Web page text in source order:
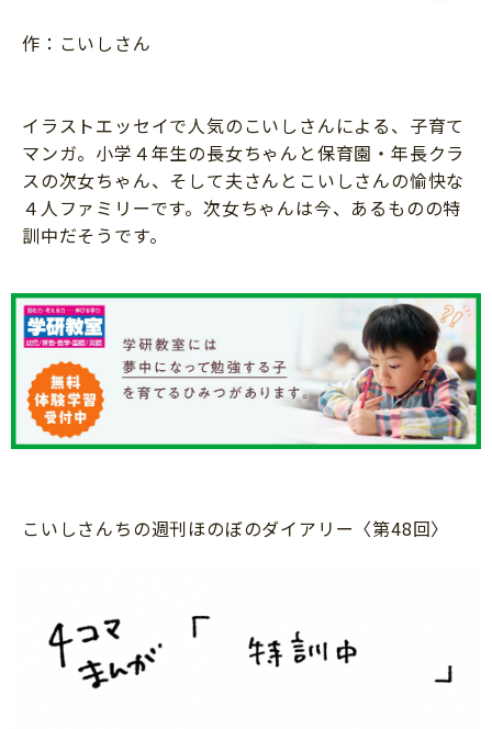
絵本・読み聞かせ
自由研究・工作
読書感想文
運動・あそび・ゲーム
英語
習い事
知育
ファッション・美容
トラブル
親子でいっしょに
人間関係
おでかけ
料理
マネー
健康
作：こいしさん
イラストエッセイで人気のこいしさんによる、子育て
マンガ。小学４年生の長女ちゃんと保育園・年長クラ
スの次女ちゃん、そして夫さんとこいしさんの愉快な
４人ファミリーです。次女ちゃんは今、あるものの特
訓中だそうです。
こいしさんちの週刊ほのぼのダイアリー〈第48回〉